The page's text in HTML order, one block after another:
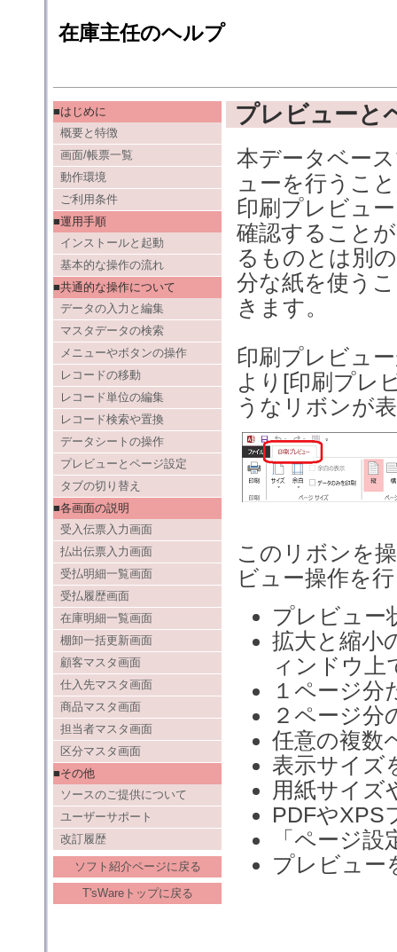
在庫主任のヘルプ
プレビューと
本データベー
ューを行うこ
印刷プレビュ
確認すること
るものとは別
分な紙を使う
きます。
印刷プレビュ
より[印刷プレ
うなリボンが
このリボンを
ビュー操作を
プレビュー
拡大と縮小
ィンドウ上
１ページ分
２ページ分
任意の複数
表示サイズ
用紙サイズ
PDFやXPS
「ページ
プレビュー
■はじめに
概要と特徴
画面/帳票一覧
動作環境
ご利用条件
■運用手順
インストールと起動
基本的な操作の流れ
■共通的な操作について
データの入力と編集
マスタデータの検索
メニューやボタンの操作
レコードの移動
レコード単位の編集
レコード検索や置換
データシートの操作
プレビューとページ設定
タブの切り替え
■各画面の説明
受入伝票入力画面
払出伝票入力画面
受払明細一覧画面
受払履歴画面
在庫明細一覧画面
棚卸一括更新画面
顧客マスタ画面
仕入先マスタ画面
商品マスタ画面
担当者マスタ画面
区分マスタ画面
■その他
ソースのご提供について
ユーザーサポート
改訂履歴
ソフト紹介ページに戻る
T'sWareトップに戻る